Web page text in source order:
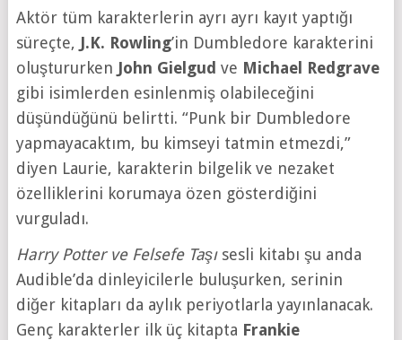
Aktör tüm karakterlerin ayrı ayrı kayıt yaptığı
süreçte, J.K. Rowling’in Dumbledore karakterini
oluştururken John Gielgud ve Michael Redgrave
gibi isimlerden esinlenmiş olabileceğini
düşündüğünü belirtti. “Punk bir Dumbledore
yapmayacaktım, bu kimseyi tatmin etmezdi,”
diyen Laurie, karakterin bilgelik ve nezaket
özelliklerini korumaya özen gösterdiğini
vurguladı.
Harry Potter ve Felsefe Taşısesli kitabı şu anda
Audible’da dinleyicilerle buluşurken, serinin
diğer kitapları da aylık periyotlarla yayınlanacak.
Genç karakterler ilk üç kitapta Frankie